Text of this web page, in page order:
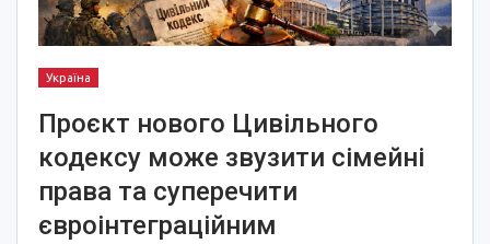
Україна
Проєкт нового Цивільного
кодексу може звузити сімейні
права та суперечити
євроінтеграційним